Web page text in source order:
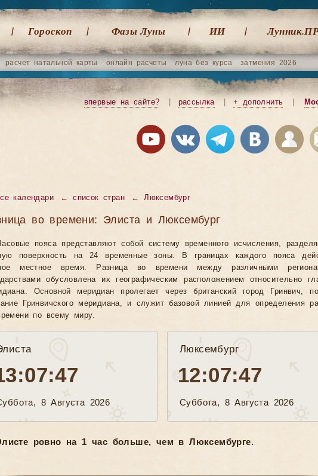
Гороскоп Фазы Луны ИИ
расчет натальной карты онлайн расчеты луна без курса затмения 2026
впервые на сайте? рассылка + дополнить
календари ←список стран ←Люксембург
во времени: Элиста и Люксембург
пояса представляют собой систему временного исчисления,
поверхность на 24 временные зоны. В границах каждого пояса
местное время. Разница во времени между различными
обусловлена их географическим расположением относительно
Основной меридиан пролегает через британский город Гринвич,
Гринвичского меридиана, и служит базовой линией для определения
по всему миру.
8 Августа 2026
Люксембург
12:07:50
Суббота, 8 Августа 2026
ровно на 1 час больше, чем в Люксембурге.